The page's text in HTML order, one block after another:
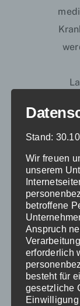
Stand:
Wir freuen
unserem
betroffene
Anspruch
erforderlich
besteht für
gesetzliche